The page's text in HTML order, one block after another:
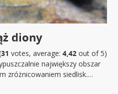
diony
31 votes, average: 4,42out of 5)
największy obszar
zróżnicowaniem siedlisk.…